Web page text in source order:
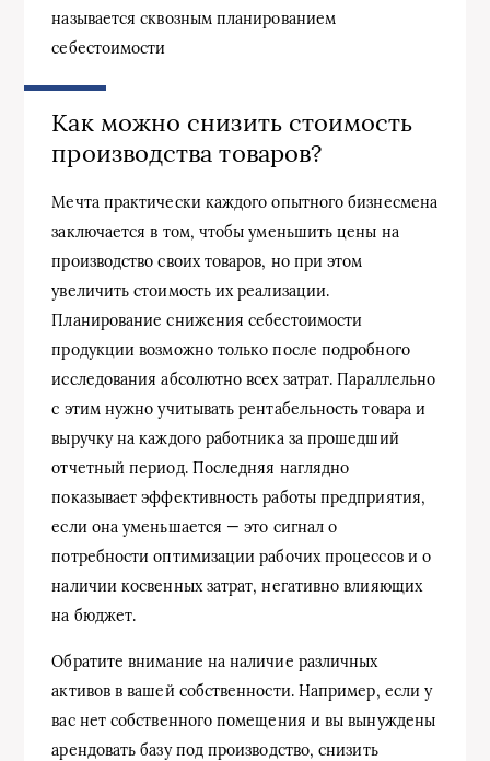
называется сквозным планированием
себестоимости
Как можно снизить стоимость
производства товаров?
Мечта практически каждого опытного бизнесмена
заключается в том, чтобы уменьшить цены на
производство своих товаров, но при этом
увеличить стоимость их реализации.
Планирование снижения себестоимости
продукции возможно только после подробного
исследования абсолютно всех затрат. Параллельно
с этим нужно учитывать рентабельность товара и
выручку на каждого работника за прошедший
отчетный период. Последняя наглядно
показывает эффективность работы предприятия,
если она уменьшается — это сигнал о
потребности оптимизации рабочих процессов и о
наличии косвенных затрат, негативно влияющих
на бюджет.
Обратите внимание на наличие различных
активов в вашей собственности. Например, если у
вас нет собственного помещения и вы вынуждены
арендовать базу под производство, снизить